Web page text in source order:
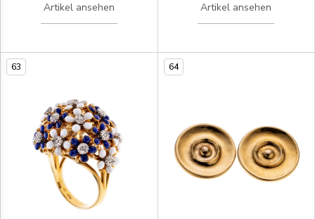
Wechsel. Nach jedem
Farbstein sitzen 2 Brillanten.
Krappen gefasst und das
Kastenschloss ist mit einer
Artikel ansehen
Lapizlazuli-Element mit
geriffelter Oberfläche
Artikel ansehen
63 64